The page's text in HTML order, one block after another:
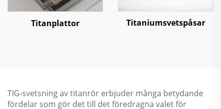
Titanplattor Titaniumsvetspåsar
TIG-svetsning av titanrör erbjuder många betydande
fördelar som gör det till det föredragna valet för